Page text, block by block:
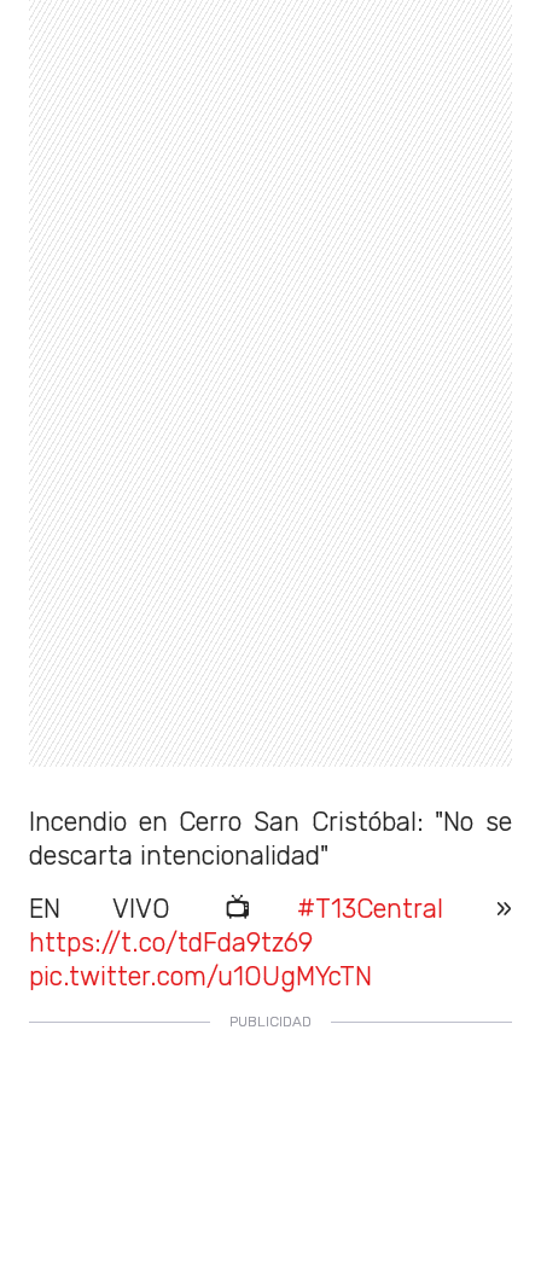
Incendio en Cerro San Cristóbal: "No se
descarta intencionalidad"
EN VIVO 📺 #T13Central »
https://t.co/tdFda9tz69
pic.twitter.com/u1OUgMYcTN